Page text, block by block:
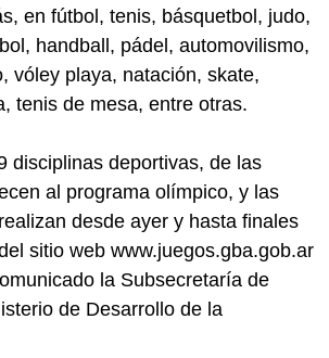
en fútbol, tenis, básquetbol, judo,
handball, pádel, automovilismo,
vóley playa, natación, skate,
tenis de mesa, entre otras.
disciplinas deportivas, de las
al programa olímpico, y las
desde ayer y hasta finales
sitio web www.juegos.gba.gob.ar
la Subsecretaría de
de Desarrollo de la